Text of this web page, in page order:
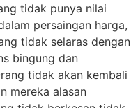
tidak punya nilai
persaingan harga,
tidak selaras dengan
bingung dan
tidak akan kembali
mereka alasan